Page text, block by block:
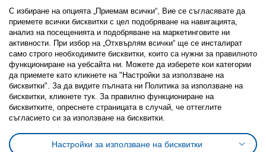
Последвайте ни:
FacebookTwitterYoutubePinterestInstagram
Политика за използване на бисквитки (Cookies)
Избор на настройки за използване на бисквитки
Условия за ползване на ikea.bgОбща политика за личните данни
С избиране на опцията „Приемам всички“, Вие се съгласявате да
приемете всички бисквитки с цел подобряване на навигацията,
анализ на посещенията и подобряване на маркетинговите ни
активности. При избор на „Отхвърлям всички“ ще се инсталират
само строго необходимитe бисквитки, които са нужни за правилното
функциониране на уебсайта ни. Можете да изберете кои категории
да приемете като кликнете на "Настройки за използване на
бисквитки". За да видите пълната ни Политика за използване на
бисквитки, кликнете тук. За правилно функциониране на
бисквитките, опреснете страницата в случай, че оттеглите
съгласието си за използване на бисквитки.
Настройки за използване на бисквитки